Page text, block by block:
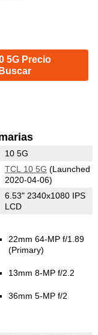
5G Precio
10 5G
TCL 10 5G (Launched
2020-04-06)
6.53" 2340x1080 IPS
LCD
22mm 64-MP f/1.89
(Primary)
13mm 8-MP f/2.2
36mm 5-MP f/2